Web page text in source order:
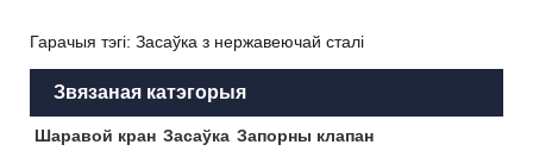
Гарачыя тэгі: Засаўка з нержавеючай сталі
Звязаная катэгорыя
Шаравой кран Засаўка Запорны клапан